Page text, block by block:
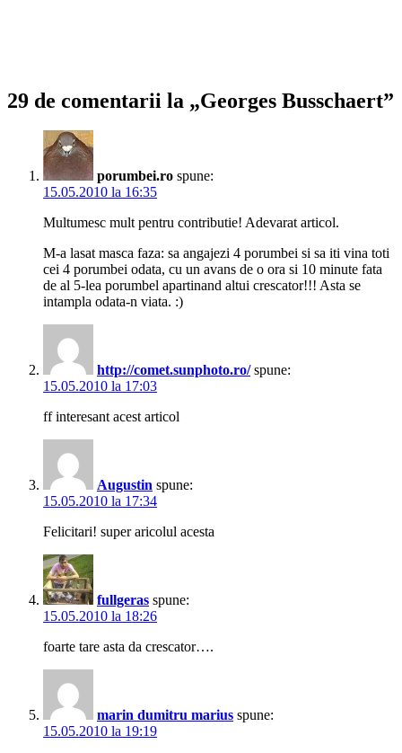
29 de comentarii la „Georges Busschaert”
porumbei.ro spune:
15.05.2010 la 16:35
Multumesc mult pentru contributie! Adevarat articol.
M-a lasat masca faza: sa angajezi 4 porumbei si sa iti vina toti
cei 4 porumbei odata, cu un avans de o ora si 10 minute fata
de al 5-lea porumbel apartinand altui crescator!!! Asta se
intampla odata-n viata. :)
http://comet.sunphoto.ro/ spune:
15.05.2010 la 17:03
ff interesant acest articol
Augustin spune:
15.05.2010 la 17:34
Felicitari! super aricolul acesta
fullgeras spune:
15.05.2010 la 18:26
foarte tare asta da crescator….
marin dumitru marius spune:
15.05.2010 la 19:19